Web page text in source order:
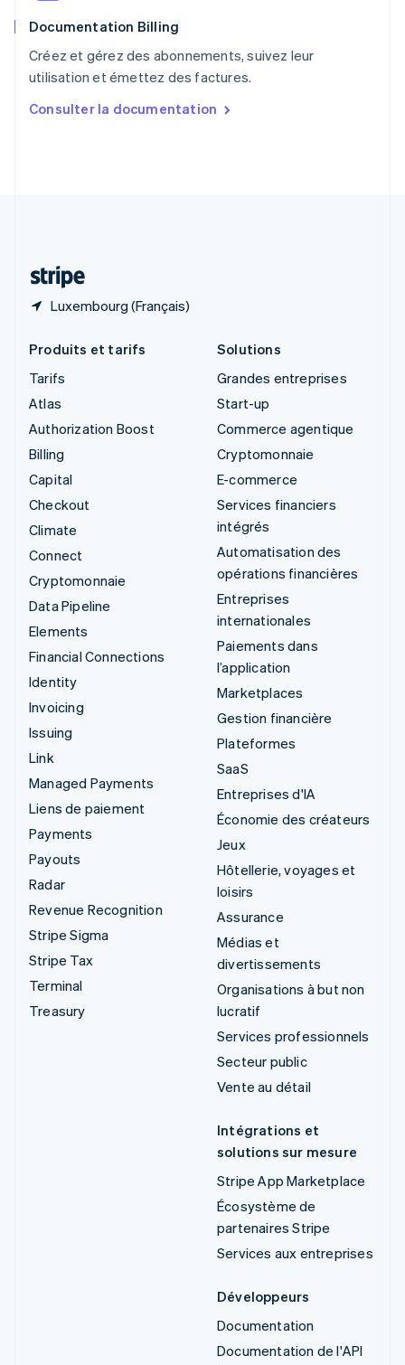
Documentation Billing
Créez et gérez des abonnements, suivez leur
utilisation et émettez des factures.
Consulter la documentation
Luxembourg (Français)
Royaume-Uni
Singapour
English 简体中文
English
Produits et tarifs
Tarifs
Atlas
Authorization Boost
Billing
Capital
Checkout
Climate
Connect
Cryptomonnaie
Data Pipeline
Elements
Financial Connections
Identity
Invoicing
Issuing
Link
Managed Payments
Liens de paiement
Payments
Payouts
Radar
Revenue Recognition
Stripe Sigma
Stripe Tax
Terminal
Treasury
Solutions
Grandes entreprises
Start-up
Commerce agentique
Cryptomonnaie
E-commerce
Services financiers
intégrés
Automatisation des
opérations financières
Entreprises
internationales
Paiements dans
l’application
Marketplaces
Gestion financière
Plateformes
SaaS
Entreprises d'IA
Économie des créateurs
Jeux
Hôtellerie, voyages et
loisirs
Assurance
Médias et
divertissements
Organisations à but non
lucratif
Services professionnels
Secteur public
Vente au détail
Intégrations et
solutions sur mesure
Stripe App Marketplace
Écosystème de
partenaires Stripe
Services aux entreprises
Développeurs
Documentation
Documentation de l'API